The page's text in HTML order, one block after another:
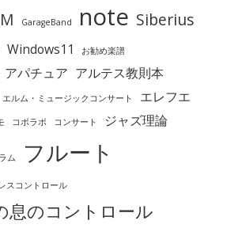
GarageBand note Siberius
Windows11 お勧め楽譜
アパチュア アルテス教則本
エルム・ミュージックコンサート エレフエ
コボラボ コンサート ジャズ理論
ム フルート
スコントロール
息のコントロール